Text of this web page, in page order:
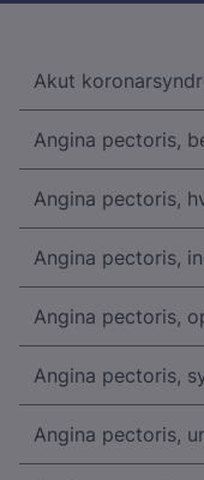
Akut
Angina pectoris,
Angina pectoris,
Angina pectoris,
Angina pectoris,
Angina pectoris,
Angina pectoris,